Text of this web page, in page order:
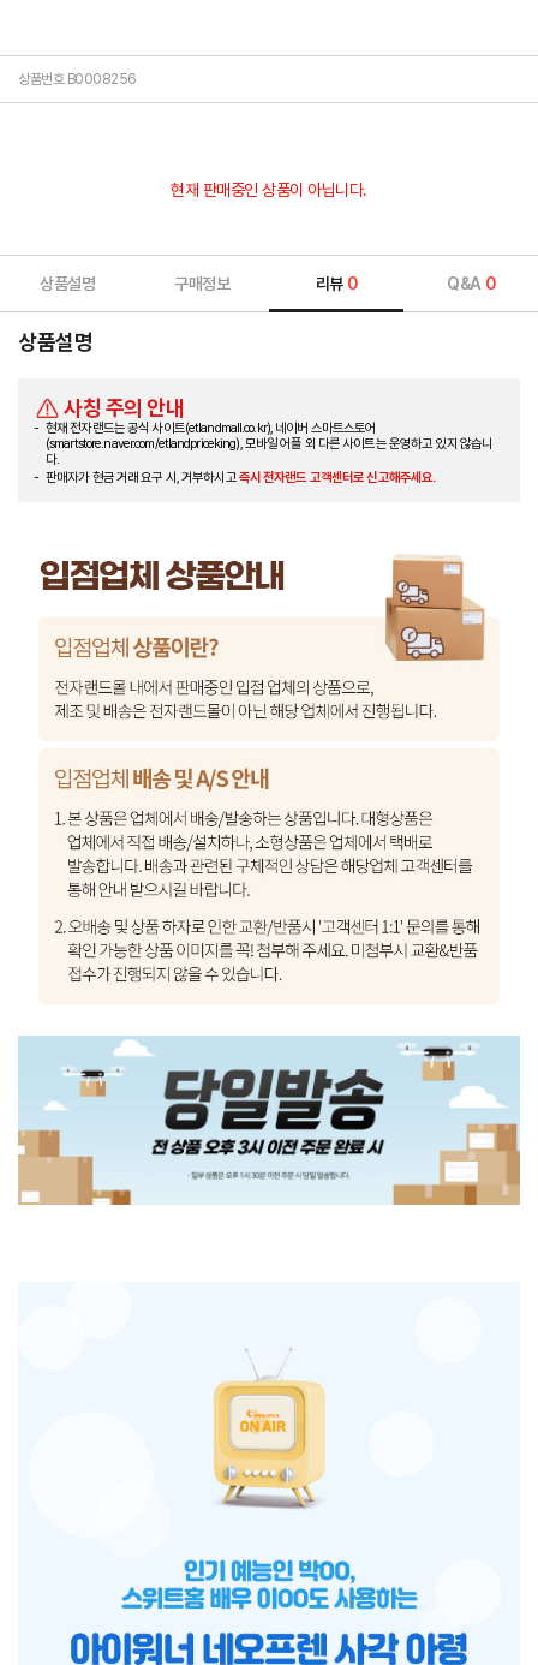
상품번호 B0008256
현재 판매중인 상품이 아닙니다.
상품설명 구매정보 리뷰 0 Q&A 0
상품설명
사칭 주의 안내
현재 전자랜드는 공식 사이트(etlandmall.co.kr), 네이버 스마트스토어
(smartstore.naver.com/etlandpriceking), 모바일 어플 외 다른 사이트는 운영하고 있지 않습니
다.
판매자가 현금 거래 요구 시, 거부하시고즉시 전자랜드 고객센터로 신고해주세요.